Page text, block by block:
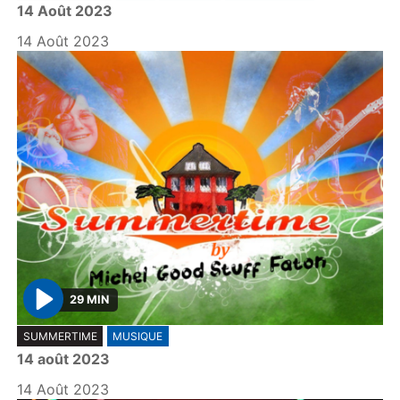
a
y
14 Août 2023
14 Août 2023
P
l
a
y
29 MIN
SUMMERTIME MUSIQUE
14 août 2023
14 Août 2023